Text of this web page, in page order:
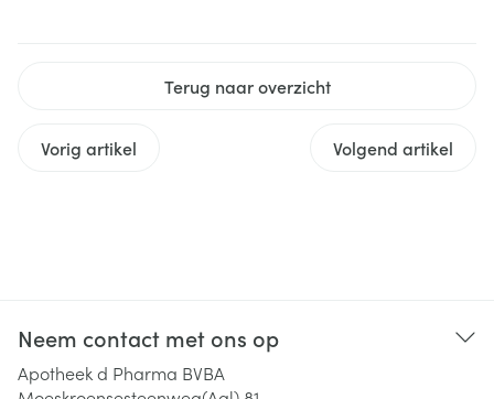
Terug naar overzicht
Vorig artikel Volgend artikel
Neem contact met ons op
Apotheek d Pharma BVBA